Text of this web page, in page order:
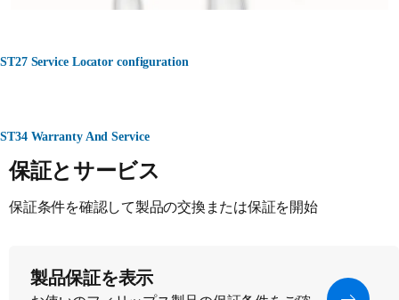
ST27 Service Locator configuration
ST34 Warranty And Service
保証とサービス
保証条件を確認して製品の交換または保証を開始
製品保証を表示